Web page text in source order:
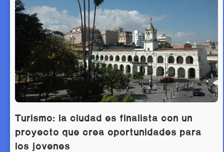
Turismo: la ciudad es finalista con un
proyecto que crea oportunidades para
los jóvenes